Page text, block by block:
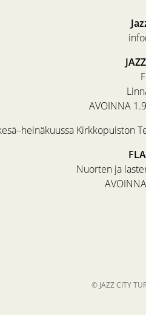
AVOINNA
Kirkkopuiston
Nuorten ja
© JAZZ CITY